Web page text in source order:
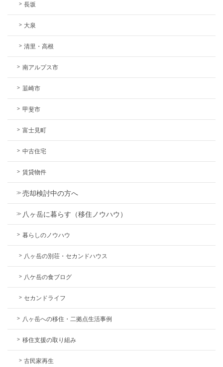
長坂
大泉
清里・高根
南アルプス市
韮崎市
甲斐市
富士見町
中古住宅
賃貸物件
売却検討中の方へ
八ヶ岳に暮らす（移住ノウハウ）
暮らしのノウハウ
八ヶ岳の別荘・セカンドハウス
八ケ岳の食ブログ
セカンドライフ
八ヶ岳への移住・二拠点生活事例
移住支援の取り組み
古民家再生